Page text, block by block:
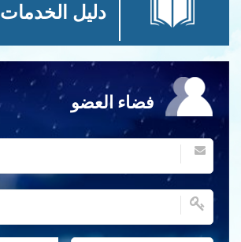
دليل الخدمات
فضاء العضو